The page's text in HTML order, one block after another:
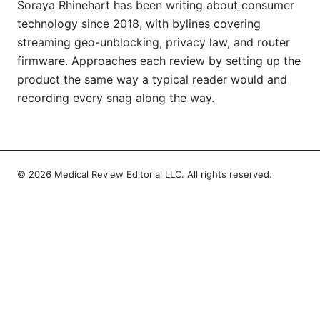
Soraya Rhinehart has been writing about consumer
technology since 2018, with bylines covering
streaming geo-unblocking, privacy law, and router
firmware. Approaches each review by setting up the
product the same way a typical reader would and
recording every snag along the way.
© 2026 Medical Review Editorial LLC. All rights reserved.